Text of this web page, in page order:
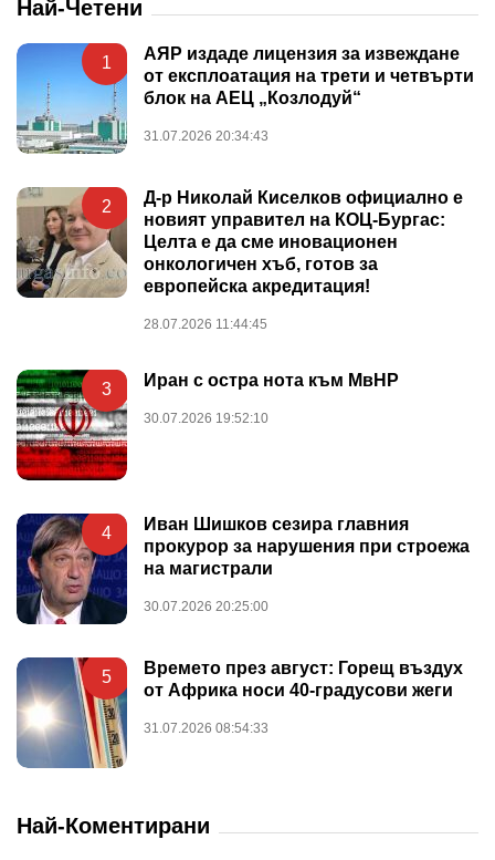
Най-Четени
1
АЯР издаде лицензия за извеждане
от експлоатация на трети и четвърти
блок на АЕЦ „Козлодуй“
31.07.2026 20:34:43
2
Д-р Николай Киселков официално е
новият управител на КОЦ-Бургас:
Целта е да сме иновационен
онкологичен хъб, готов за
европейска акредитация!
28.07.2026 11:44:45
3 Иран с остра нота към МвНР
30.07.2026 19:52:10
4
Иван Шишков сезира главния
прокурор за нарушения при строежа
на магистрали
30.07.2026 20:25:00
5
Времето през август: Горещ въздух
от Африка носи 40-градусови жеги
31.07.2026 08:54:33
Най-Коментирани